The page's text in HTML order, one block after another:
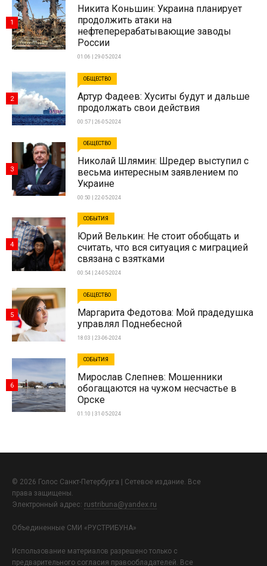
Никита Коньшин: Украина планирует
продолжить атаки на
нефтеперерабатывающие заводы
России
01:06 | 29-05-2024
1
ОБЩЕСТВО
Артур Фадеев: Хуситы будут и дальше
продолжать свои действия
00:57 | 26-05-2024
2
ОБЩЕСТВО
Николай Шлямин: Шредер выступил с
весьма интересным заявлением по
Украине
00:50 | 22-05-2024
3
СОБЫТИЯ
Юрий Велькин: Не стоит обобщать и
считать, что вся ситуация с миграцией
связана с взятками
00:54 | 24-05-2024
4
ОБЩЕСТВО
Маргарита Федотова: Мой прадедушка
управлял Поднебесной
18:03 | 23-06-2024
5
СОБЫТИЯ
Мирослав Слепнев: Мошенники
обогащаются на чужом несчастье в
Орске
01:10 | 31-05-2024
6
© 2026 Голос Санкт-Петербурга | Сетевое издание. Все
права защищены.
Электронный адрес: rustribuna@yandex.ru
Объединенные СМИ «РУСТРИБУНА»
Использование материалов разрешено только с
предварительного согласия правообладателей. Все